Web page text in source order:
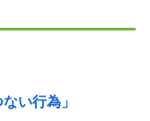
い行為」